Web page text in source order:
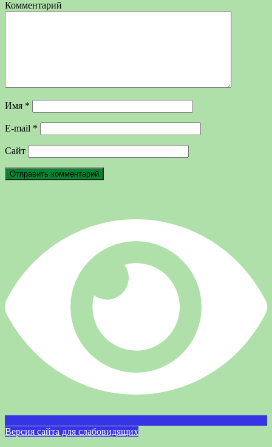
Комментарий
Имя *
E-mail *
Сайт
Версия сайта для слабовидящих